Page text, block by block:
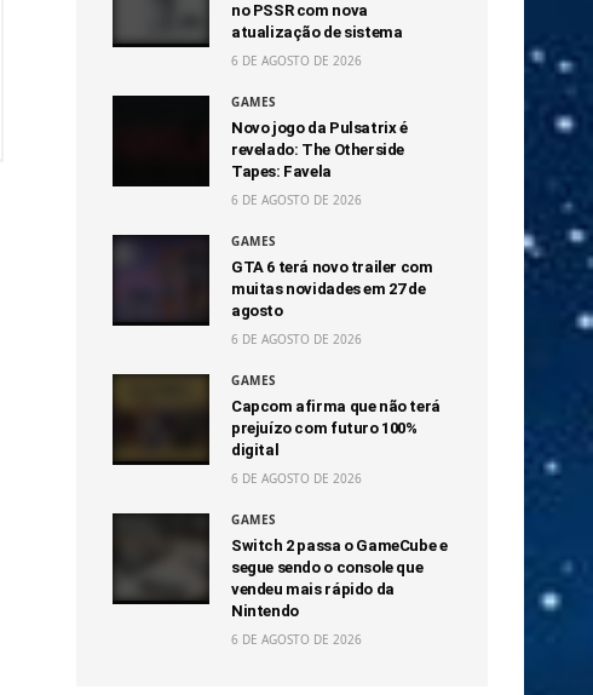
no PSSR com nova
atualização de sistema
6 DE AGOSTO DE 2026
GAMES
Novo jogo da Pulsatrix é
revelado: The Otherside
Tapes: Favela
6 DE AGOSTO DE 2026
GAMES
GTA 6 terá novo trailer com
muitas novidades em 27 de
agosto
6 DE AGOSTO DE 2026
GAMES
Capcom afirma que não terá
prejuízo com futuro 100%
digital
6 DE AGOSTO DE 2026
GAMES
Switch 2 passa o GameCube e
segue sendo o console que
vendeu mais rápido da
Nintendo
6 DE AGOSTO DE 2026